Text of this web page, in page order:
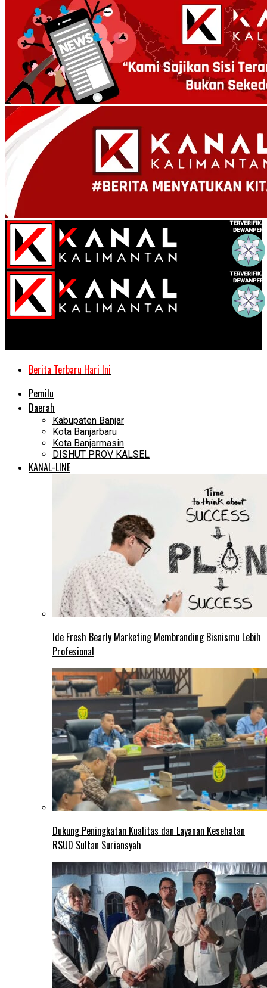
Berita Terbaru Hari Ini
Pemilu
Daerah
Kabupaten Banjar
Kota Banjarbaru
Kota Banjarmasin
DISHUT PROV KALSEL
KANAL-LINE
Ide Fresh Bearly Marketing Membranding Bisnismu Lebih
Profesional
Dukung Peningkatan Kualitas dan Layanan Kesehatan
RSUD Sultan Suriansyah